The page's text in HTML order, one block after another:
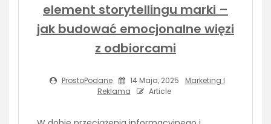
element storytellingu marki –
jak budować emocjonalne więzi
z odbiorcami
ProstoPodane 14 Maja, 2025
Marketing I
Reklama
Article